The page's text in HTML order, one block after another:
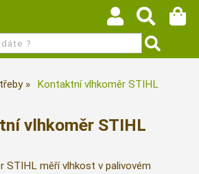
Kontaktní vlhkoměr STIHL
vlhkoměr STIHL
STIHL měří vlhkost v palivovém